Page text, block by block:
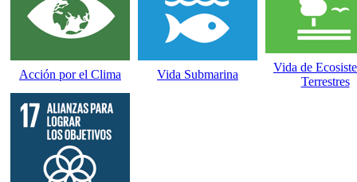
Acción por el Clima Vida Submarina
Vida de
Terrestres